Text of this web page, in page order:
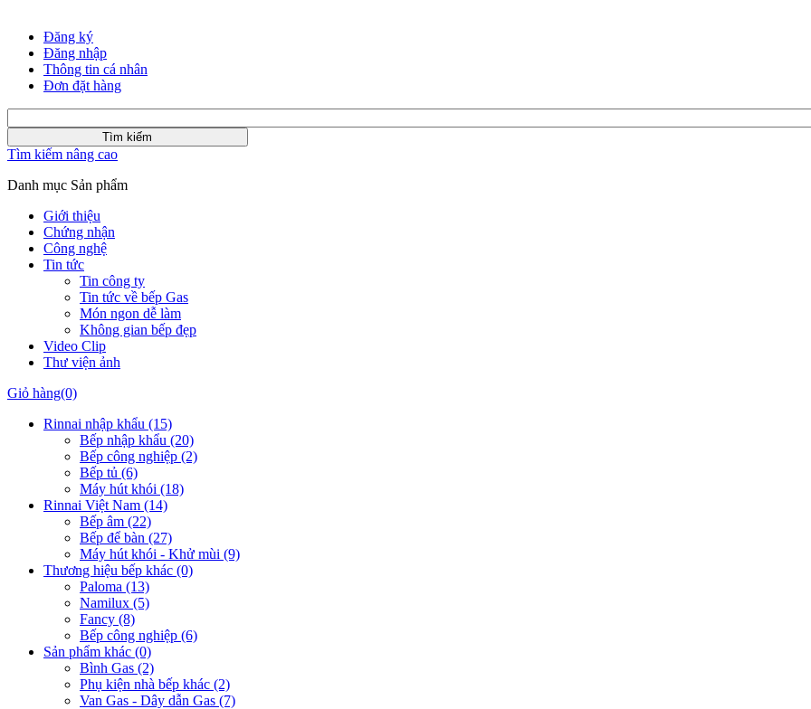
Đăng ký
Đăng nhập
Thông tin cá nhân
Đơn đặt hàng
Tìm kiếm nâng cao
Danh mục Sản phẩm
Giới thiệu
Chứng nhận
Công nghệ
Tin tức
Tin công ty
Tin tức về bếp Gas
Món ngon dễ làm
Không gian bếp đẹp
Video Clip
Thư viện ảnh
Giỏ hàng(0)
Rinnai nhập khẩu (15)
Bếp nhập khẩu (20)
Bếp công nghiệp (2)
Bếp tủ (6)
Máy hút khói (18)
Rinnai Việt Nam (14)
Bếp âm (22)
Bếp để bàn (27)
Máy hút khói - Khử mùi (9)
Thương hiệu bếp khác (0)
Paloma (13)
Namilux (5)
Fancy (8)
Bếp công nghiệp (6)
Sản phẩm khác (0)
Bình Gas (2)
Phụ kiện nhà bếp khác (2)
Van Gas - Dây dẫn Gas (7)